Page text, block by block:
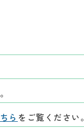
ら をご覧ください。